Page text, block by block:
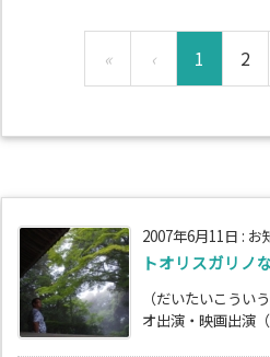
« ‹ 1 2
2007年6月11日 : お
トオリスガリノ
（だいたいこうい
オ出演・映画出演